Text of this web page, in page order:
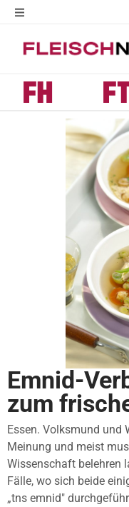
Emnid-
zum
Essen. Volksmund und
Meinung und meist
Wissenschaft belehren
Fälle, wo sich beide
„tns emnid"